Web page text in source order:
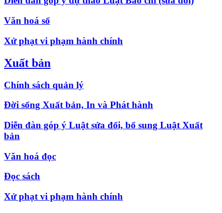
Văn hoá số
Xử phạt vi phạm hành chính
Xuất bản
Chính sách quản lý
Đời sống Xuất bản, In và Phát hành
Diễn đàn góp ý Luật sửa đổi, bổ sung Luật Xuất
bản
Văn hoá đọc
Đọc sách
Xử phạt vi phạm hành chính